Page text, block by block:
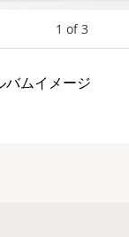
1 of 3
バムイメージ